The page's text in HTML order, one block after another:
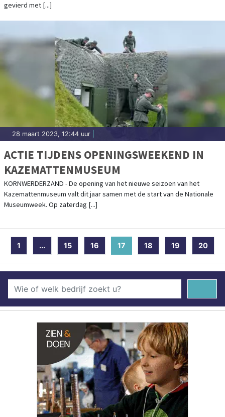
gevierd met [...]
28 maart 2023, 12:44 uur
ACTIE TIJDENS OPENINGSWEEKEND IN
KAZEMATTENMUSEUM
KORNWERDERZAND - De opening van het nieuwe seizoen van het
Kazemattenmuseum valt dit jaar samen met de start van de Nationale
Museumweek. Op zaterdag [...]
1 ... 15 16 17 (current)
18 19 20